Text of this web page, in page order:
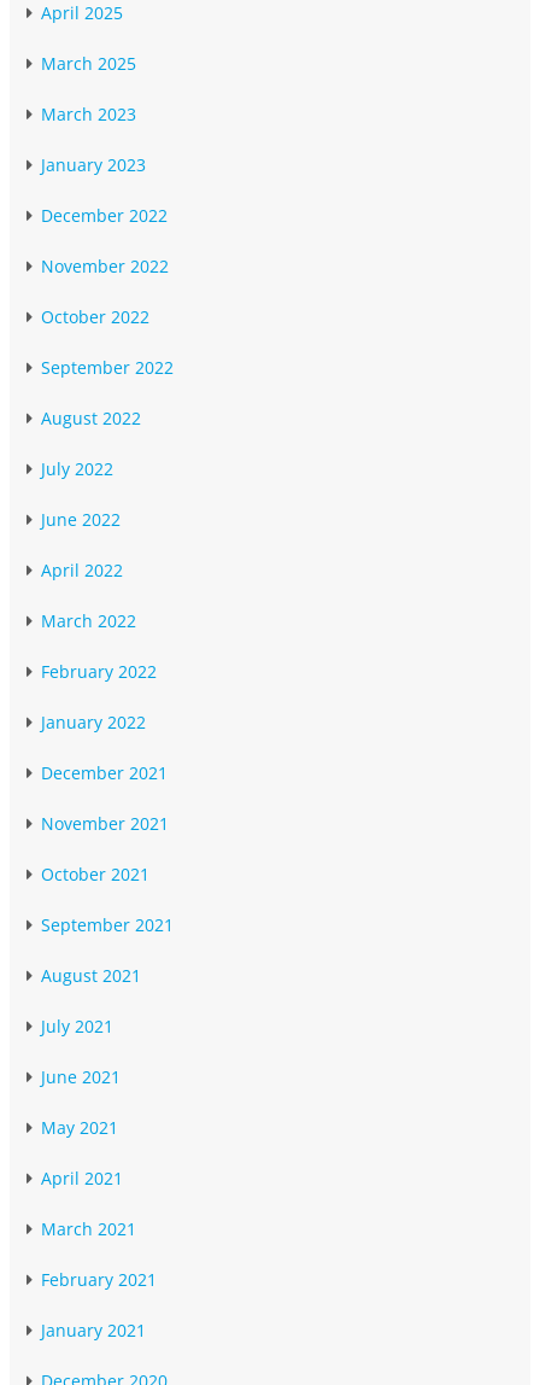
April 2025
March 2025
March 2023
January 2023
December 2022
November 2022
October 2022
September 2022
August 2022
July 2022
June 2022
April 2022
March 2022
February 2022
January 2022
December 2021
November 2021
October 2021
September 2021
August 2021
July 2021
June 2021
May 2021
April 2021
March 2021
February 2021
January 2021